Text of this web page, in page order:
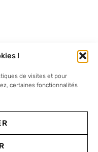
!
de visites et pour
certaines fonctionnalités
| 75019
Marron |